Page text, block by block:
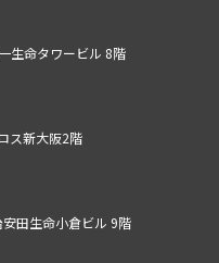
生命タワービル 8階
ス新大阪2階
田生命小倉ビル 9階